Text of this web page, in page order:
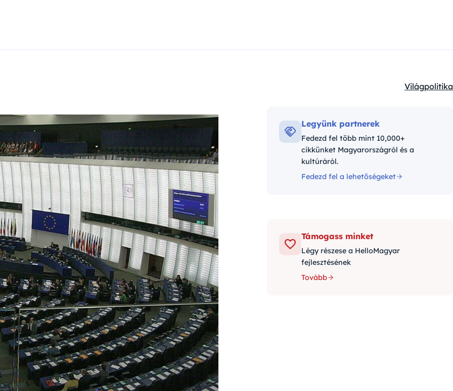
Kategóriák:
Világpolitika
Legyünk partnerek
Fedezd fel több mint 10,000+
cikkünket Magyarországról és a
kultúráról.
Fedezd fel a lehetőségeket
Támogass minket
Légy részese a HelloMagyar
fejlesztésének
Tovább